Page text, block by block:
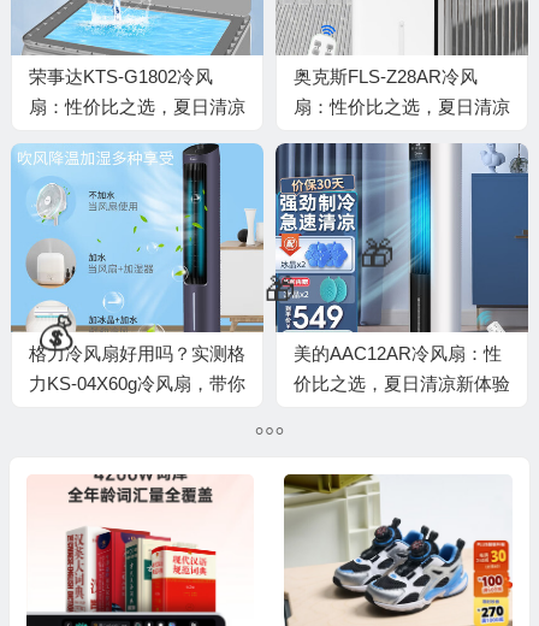
荣事达KTS-G1802冷风
扇：性价比之选，夏日清凉
奥克斯FLS-Z28AR冷风
扇：性价比之选，夏日清凉
格力冷风扇好用吗？实测格
力KS-04X60g冷风扇，带你
美的AAC12AR冷风扇：性
价比之选，夏日清凉新体验
🎁
🎁